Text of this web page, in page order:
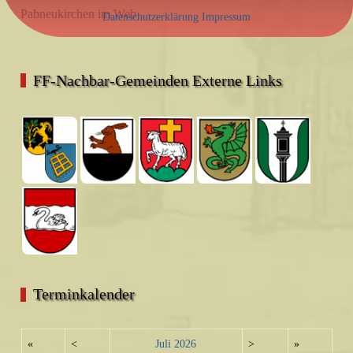
Pabneukirchen im Web
FF-Nachbar-Gemeinden Externe Links
Terminkalender
« < Juli 2026 > »
Datenschutzerklärung Impressum